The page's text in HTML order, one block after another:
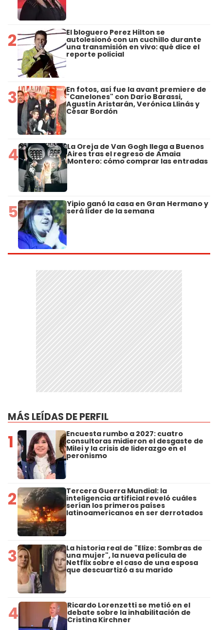
2 El bloguero Perez Hilton se
autolesionó con un cuchillo durante
una transmisión en vivo: qué dice el
reporte policial
3 En fotos, así fue la avant premiere de
"Canelones" con Darío Barassi,
Agustín Aristarán, Verónica Llinás y
César Bordón
4 La Oreja de Van Gogh llega a Buenos
Aires tras el regreso de Amaia
Montero: cómo comprar las entradas
5 Yipio ganó la casa en Gran Hermano y
será líder de la semana
MÁS LEÍDAS DE PERFIL
1 Encuesta rumbo a 2027: cuatro
consultoras midieron el desgaste de
Milei y la crisis de liderazgo en el
peronismo
2 Tercera Guerra Mundial: la
inteligencia artificial reveló cuáles
serían los primeros países
latinoamericanos en ser derrotados
3 La historia real de "Elize: Sombras de
una mujer", la nueva película de
Netflix sobre el caso de una esposa
que descuartizó a su marido
4 Ricardo Lorenzetti se metió en el
debate sobre la inhabilitación de
Cristina Kirchner